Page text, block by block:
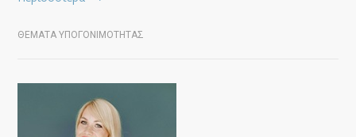
ΘΕΜΑΤΑ ΥΠΟΓΟΝΙΜΟΤΗΤΑΣ